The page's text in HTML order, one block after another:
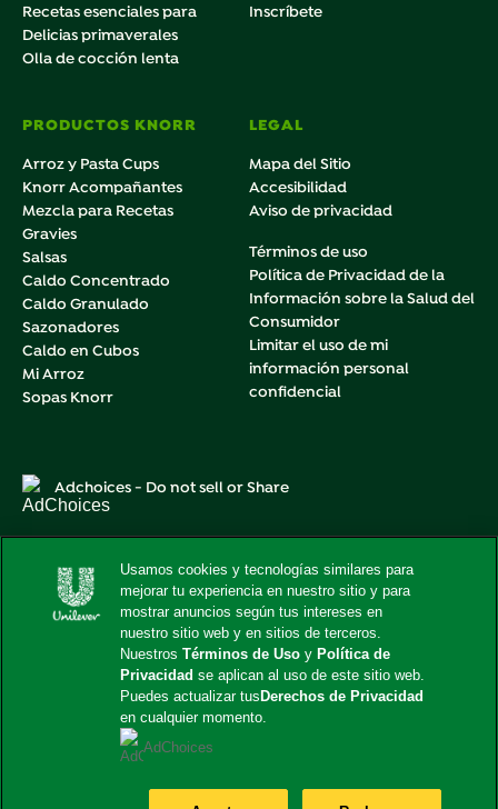
Recetas esenciales para
Delicias primaverales
Olla de cocción lenta
Inscríbete
PRODUCTOS KNORR
Arroz y Pasta Cups
Knorr Acompañantes
Mezcla para Recetas
Gravies
Salsas
Caldo Concentrado
Caldo Granulado
Sazonadores
Caldo en Cubos
Mi Arroz
Sopas Knorr
LEGAL
Mapa del Sitio
Accesibilidad
Aviso de privacidad
Términos de uso
Política de Privacidad de la
Información sobre la Salud del
Consumidor
Limitar el uso de mi
información personal
confidencial
Adchoices - Do not sell or Share
© 2026 Unilever. Todos los derechos reservados.
Este sitio web está dirigido exclusivamente a los
consumidores estadounidenses de productos y servicios de
Unilever United States.
Este sitio web no está dirigido a consumidores radicados
fuera de Estados Unidos.
United States Cambiar Locación
Usamos cookies y tecnologías similares para
mejorar tu experiencia en nuestro sitio y para
mostrar anuncios según tus intereses en
nuestro sitio web y en sitios de terceros.
NuestrosTérminos de Uso y Política de
Privacidadse aplican al uso de este sitio web.
Puedes actualizar tus Derechos de Privacidad
en cualquier momento.
AdChoices